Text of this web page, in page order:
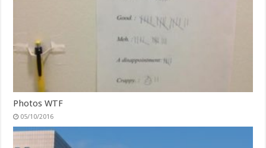
Photos WTF
05/10/2016